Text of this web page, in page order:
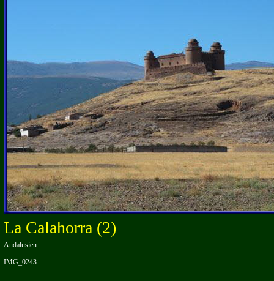
La Calahorra (2)
Andalusien
IMG_0243